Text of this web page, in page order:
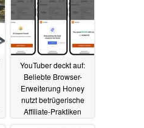
YouTuber deckt auf:
Beliebte Browser-
Erweiterung Honey
nutzt betrügerische
Affiliate-Praktiken